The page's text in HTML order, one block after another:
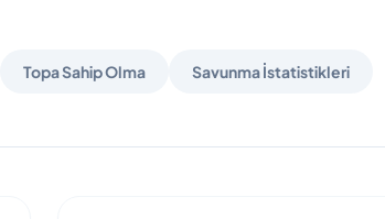
Topa Sahip Olma Savunma İstatistikleri